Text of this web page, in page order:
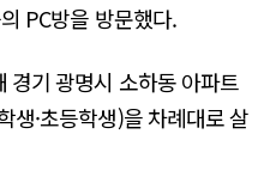
PC방을 방문했다.
경기 광명시 소하동 아파트
생·초등학생)을 차례대로 살